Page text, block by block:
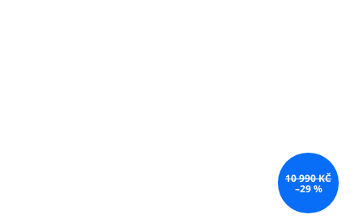
10 990 KČ
–29 %